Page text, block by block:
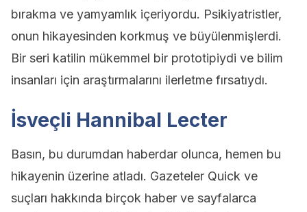
bırakma ve yamyamlık içeriyordu. Psikiyatristler,
onun hikayesinden korkmuş ve büyülenmişlerdi.
Bir seri katilin mükemmel bir prototipiydi ve bilim
insanları için araştırmalarını ilerletme fırsatıydı.
İsveçli Hannibal Lecter
Basın, bu durumdan haberdar olunca, hemen bu
hikayenin üzerine atladı. Gazeteler Quick ve
suçları hakkında birçok haber ve sayfalarca